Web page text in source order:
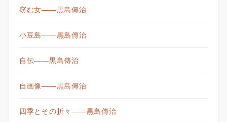
窃む女——黒島傳治
小豆島——黒島傳治
自伝——黒島傳治
自画像——黒島傳治
四季とその折々——黒島傳治